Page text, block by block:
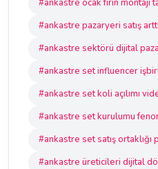
#ankastre ocak fırın montajı
#ankastre pazaryeri satış
#ankastre sektörü dijital
#ankastre set influencer
#ankastre set koli açılımı
#ankastre set kurulumu
#ankastre set satış ortaklığı
#ankastre üreticileri dijital